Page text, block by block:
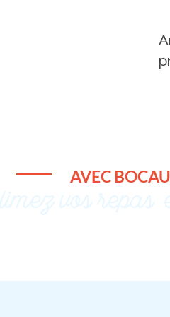
AVEC